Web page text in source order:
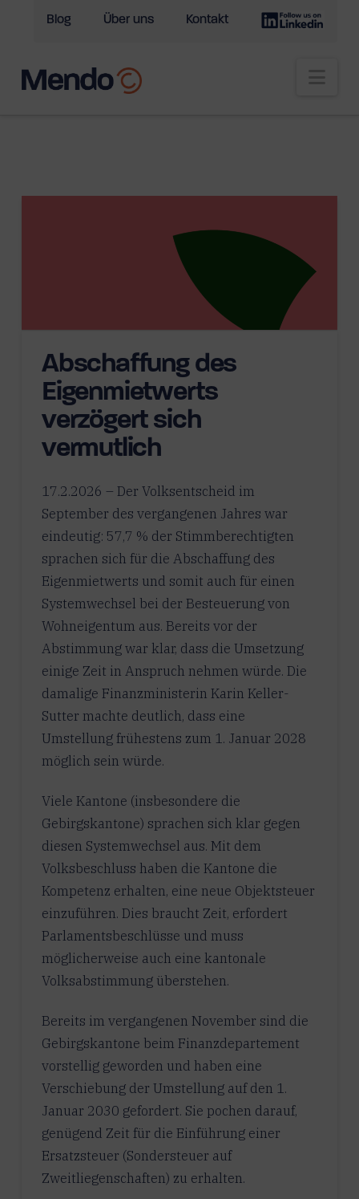
Blog Über uns Kontakt
Abschaffung des
Eigenmietwerts
verzögert sich
vermutlich
17.2.2026 – Der Volksentscheid im
September des vergangenen Jahres war
eindeutig: 57,7 % der Stimmberechtigten
sprachen sich für die Abschaffung des
Eigenmietwerts und somit auch für einen
Systemwechsel bei der Besteuerung von
Wohneigentum aus. Bereits vor der
Abstimmung war klar, dass die Umsetzung
einige Zeit in Anspruch nehmen würde. Die
damalige Finanzministerin Karin Keller-
Sutter machte deutlich, dass eine
Umstellung frühestens zum 1. Januar 2028
möglich sein würde.
Viele Kantone (insbesondere die
Gebirgskantone) sprachen sich klar gegen
diesen Systemwechsel aus. Mit dem
Volksbeschluss haben die Kantone die
Kompetenz erhalten, eine neue Objektsteuer
einzuführen. Dies braucht Zeit, erfordert
Parlamentsbeschlüsse und muss
möglicherweise auch eine kantonale
Volksabstimmung überstehen.
Bereits im vergangenen November sind die
Gebirgskantone beim Finanzdepartement
vorstellig geworden und haben eine
Verschiebung der Umstellung auf den 1.
Januar 2030 gefordert. Sie pochen darauf,
genügend Zeit für die Einführung einer
Ersatzsteuer (Sondersteuer auf
Zweitliegenschaften) zu erhalten.